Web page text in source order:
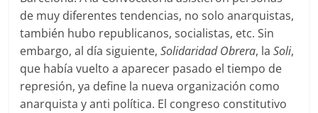
de muy diferentes tendencias, no solo anarquistas,
también hubo republicanos, socialistas, etc. Sin
embargo, al día siguiente,Solidaridad Obrera, laSoli,
que había vuelto a aparecer pasado el tiempo de
represión, ya define la nueva organización como
anarquista y anti política. El congreso constitutivo